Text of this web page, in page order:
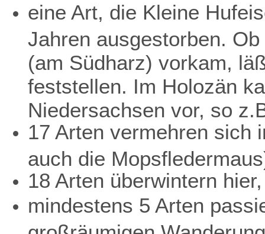
eine Art, die Kleine
Jahren ausgestorben.
(am Südharz) vorkam,
feststellen. Im Holozän
Niedersachsen vor, so
17 Arten vermehren sich
auch die
18 Arten überwintern hier,
mindestens 5 Arten